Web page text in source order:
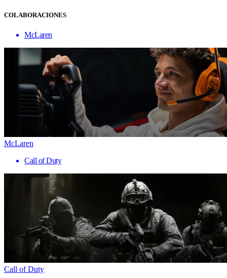
COLABORACIONES
McLaren
McLaren
Call of Duty
Call of Duty